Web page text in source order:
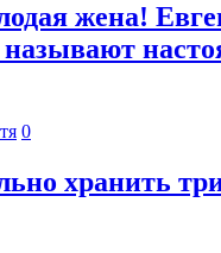
жена!
называют
0
хранить